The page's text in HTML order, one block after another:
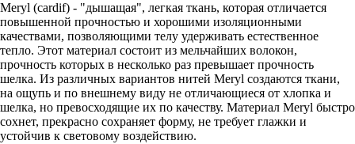
Meryl (cardif) - "дышащая", легкая ткань, которая отличается
повышенной прочностью и хорошими изоляционными
качествами, позволяющими телу удерживать естественное
тепло. Этот материал состоит из мельчайших волокон,
прочность которых в несколько раз превышает прочность
шелка. Из различных вариантов нитей Meryl создаются ткани,
на ощупь и по внешнему виду не отличающиеся от хлопка и
шелка, но превосходящие их по качеству. Материал Meryl быстро
сохнет, прекрасно сохраняет форму, не требует глажки и
устойчив к световому воздействию.